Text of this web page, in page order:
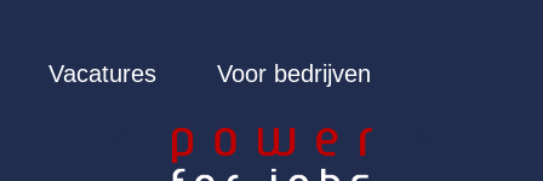
Vacatures Voor bedrijven